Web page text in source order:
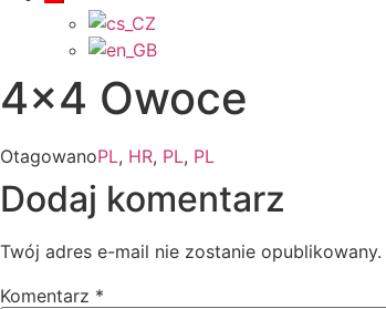
4×4 Owoce
OtagowanoPL, HR, PL, PL
Dodaj komentarz
Twój adres e-mail nie zostanie opublikowany.
Komentarz *